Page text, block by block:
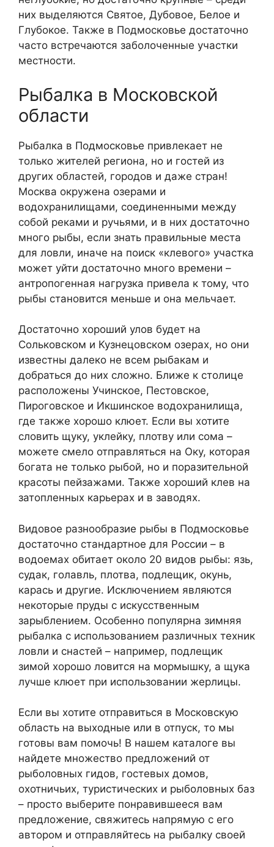
них выделяются Святое, Дубовое, Белое и
Глубокое. Также в Подмосковье достаточно
часто встречаются заболоченные участки
местности.
Рыбалка в Московской
области
Рыбалка в Подмосковье привлекает не
только жителей региона, но и гостей из
других областей, городов и даже стран!
Москва окружена озерами и
водохранилищами, соединенными между
собой реками и ручьями, и в них достаточно
много рыбы, если знать правильные места
для ловли, иначе на поиск «клевого» участка
может уйти достаточно много времени –
антропогенная нагрузка привела к тому, что
рыбы становится меньше и она мельчает.
Достаточно хороший улов будет на
Сольковском и Кузнецовском озерах, но они
известны далеко не всем рыбакам и
добраться до них сложно. Ближе к столице
расположены Учинское, Пестовское,
Пироговское и Икшинское водохранилища,
где также хорошо клюет. Если вы хотите
словить щуку, уклейку, плотву или сома –
можете смело отправляться на Оку, которая
богата не только рыбой, но и поразительной
красоты пейзажами. Также хороший клев на
затопленных карьерах и в заводях.
Видовое разнообразие рыбы в Подмосковье
достаточно стандартное для России – в
водоемах обитает около 20 видов рыбы: язь,
судак, голавль, плотва, подлещик, окунь,
карась и другие. Исключением являются
некоторые пруды с искусственным
зарыблением. Особенно популярна зимняя
рыбалка с использованием различных техник
ловли и снастей – например, подлещик
зимой хорошо ловится на мормышку, а щука
лучше клюет при использовании жерлицы.
Если вы хотите отправиться в Московскую
область на выходные или в отпуск, то мы
готовы вам помочь! В нашем каталоге вы
найдете множество предложений от
рыболовных гидов, гостевых домов,
охотничьих, туристических и рыболовных баз
– просто выберите понравившееся вам
предложение, свяжитесь напрямую с его
автором и отправляйтесь на рыбалку своей